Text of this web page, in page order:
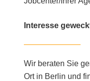
Interesse
Wir beraten Sie
Ort in Berlin und